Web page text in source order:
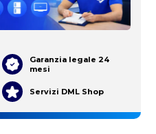
Garanzia legale 24
mesi
Servizi DML Shop